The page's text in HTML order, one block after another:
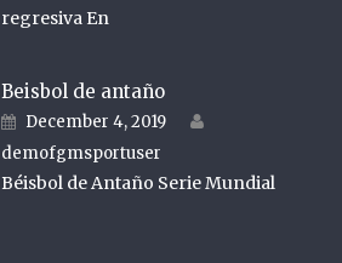
regresiva En
Beisbol de antaño
Posted on
December 4, 2019
demofgmsportuser
Béisbol de Antaño Serie Mundial